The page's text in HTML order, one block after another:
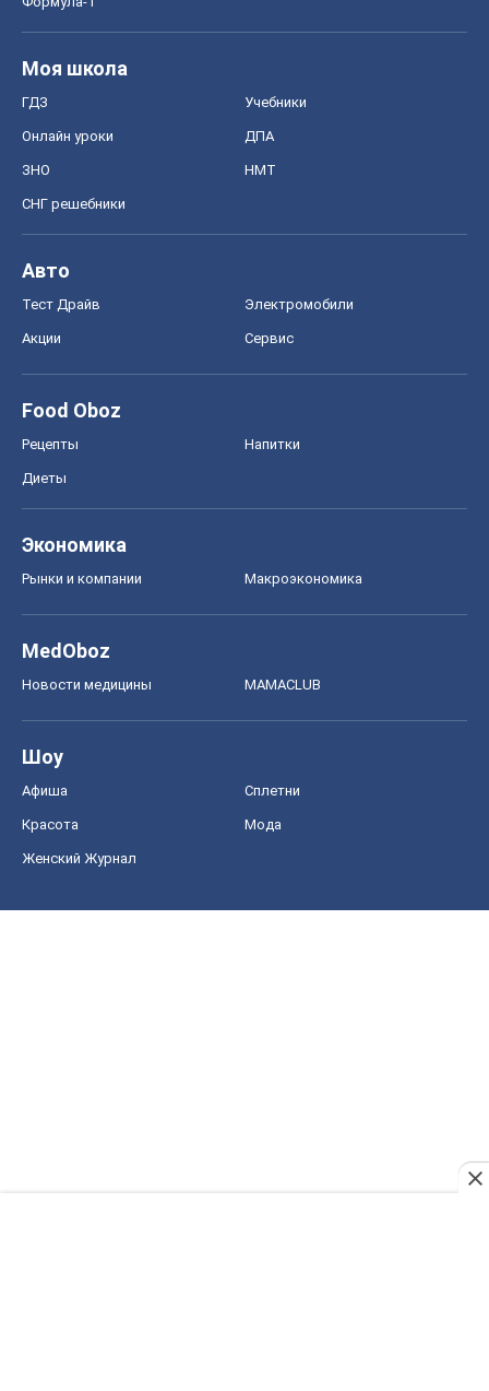
Моя школа
ГДЗ Учебники
Онлайн уроки ДПА
ЗНО НМТ
СНГ решебники
Авто
Тест Драйв Электромобили
Акции Сервис
Food Oboz
Рецепты Напитки
Диеты
Экономика
Рынки и компании Mакроэкономика
MedOboz
Новости медицины MAMACLUB
Шоу
Афиша Сплетни
Красота Мода
Женский Журнал